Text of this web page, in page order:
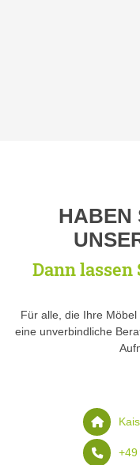
HABEN
Dann
Für alle, die Ihre
eine unverbindliche
+49